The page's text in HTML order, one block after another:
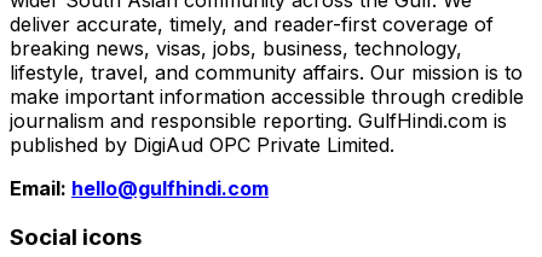
deliver accurate, timely, and reader-first coverage of
breaking news, visas, jobs, business, technology,
lifestyle, travel, and community affairs. Our mission is to
make important information accessible through credible
journalism and responsible reporting. GulfHindi.com is
published by DigiAud OPC Private Limited.
Email: hello@gulfhindi.com
Social icons